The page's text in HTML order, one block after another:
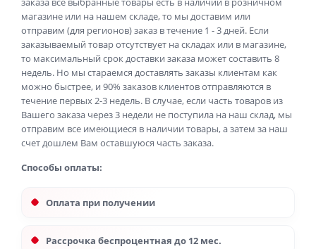
магазине или на нашем складе, то мы доставим или
отправим (для регионов) заказ в течение 1 - 3 дней. Если
заказываемый товар отсутствует на складах или в магазине,
то максимальный срок доставки заказа может составить 8
недель. Но мы стараемся доставлять заказы клиентам как
можно быстрее, и 90% заказов клиентов отправляются в
течение первых 2-3 недель. В случае, если часть товаров из
Вашего заказа через 3 недели не поступила на наш склад, мы
отправим все имеющиеся в наличии товары, а затем за наш
счет дошлем Вам оставшуюся часть заказа.
Способы оплаты:
Оплата при получении
Рассрочка беспроцентная до 12 мес.